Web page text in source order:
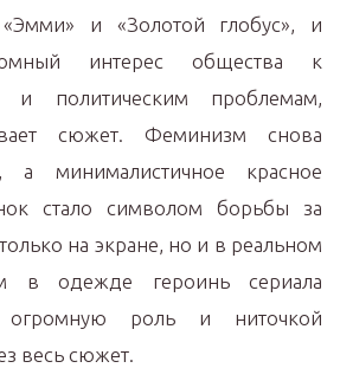
и «Золотой глобус», и
интерес общества к
и политическим проблемам,
сюжет. Феминизм снова
а минималистичное красное
стало символом борьбы за
на экране, но и в реальном
в одежде героинь сериала
огромную роль и ниточкой
весь сюжет.